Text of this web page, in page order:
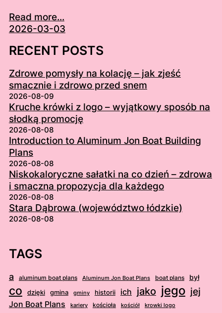
Read more...
2026-03-03
RECENT POSTS
Zdrowe pomysły na kolację – jak zjeść
smacznie i zdrowo przed snem
2026-08-09
Kruche krówki z logo – wyjątkowy sposób na
słodką promocję
2026-08-08
Introduction to Aluminum Jon Boat Building
Plans
2026-08-08
Niskokaloryczne sałatki na co dzień – zdrowa
i smaczna propozycja dla każdego
2026-08-08
Stara Dąbrowa (województwo łódzkie)
2026-08-08
TAGS
a aluminum boat plans Aluminum Jon Boat Plans boat plans był
co dzięki gmina gminy historii ich jako jego jej
Jon Boat Plans kariery kościoła kościół krowki logo